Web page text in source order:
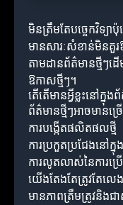
មិនត្រឹមតែបច្ចេកវិទ្យ
មានសារៈសំខាន់មិនគួរ
តាមដានព័ត៌មានថ្មីៗដ
ឱកាសថ្មីៗ។
តើតើមានអ្វីខ្លះនៅក្នុង
ព័ត៌មានថ្មីៗអាចមានច្រ
ការបង្កើតផលិតផលថ្មី
ការប្រកួតប្រជែងនៅក្នុ
ការលូតលាស់នៃការប្រើ
យើងតែងតែត្រូវតែល
មានភាពត្រឹមត្រូវនិងជា